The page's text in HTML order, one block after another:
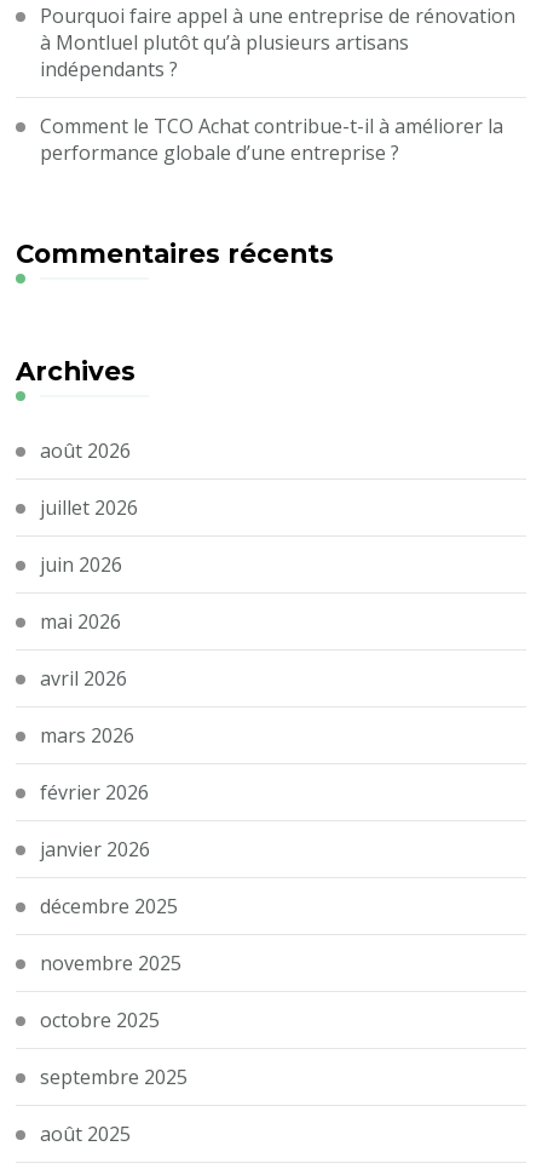
Pourquoi faire appel à une entreprise de rénovation
à Montluel plutôt qu’à plusieurs artisans
indépendants ?
Comment le TCO Achat contribue-t-il à améliorer la
performance globale d’une entreprise ?
Commentaires récents
Archives
août 2026
juillet 2026
juin 2026
mai 2026
avril 2026
mars 2026
février 2026
janvier 2026
décembre 2025
novembre 2025
octobre 2025
septembre 2025
août 2025